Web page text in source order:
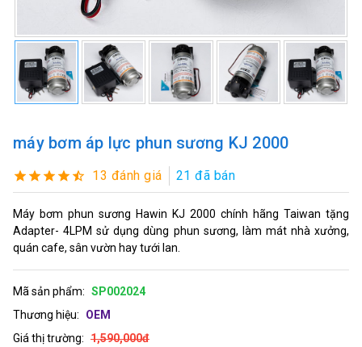
máy bơm áp lực phun sương KJ 2000
13 đánh giá 21 đã bán
Máy bơm phun sương Hawin KJ 2000 chính hãng Taiwan tặng
Adapter- 4LPM sử dụng dùng phun sương, làm mát nhà xưởng,
quán cafe, sân vườn hay tưới lan.
Mã sản phẩm: SP002024
Thương hiệu:
OEM
Giá thị trường: 1,590,000đ